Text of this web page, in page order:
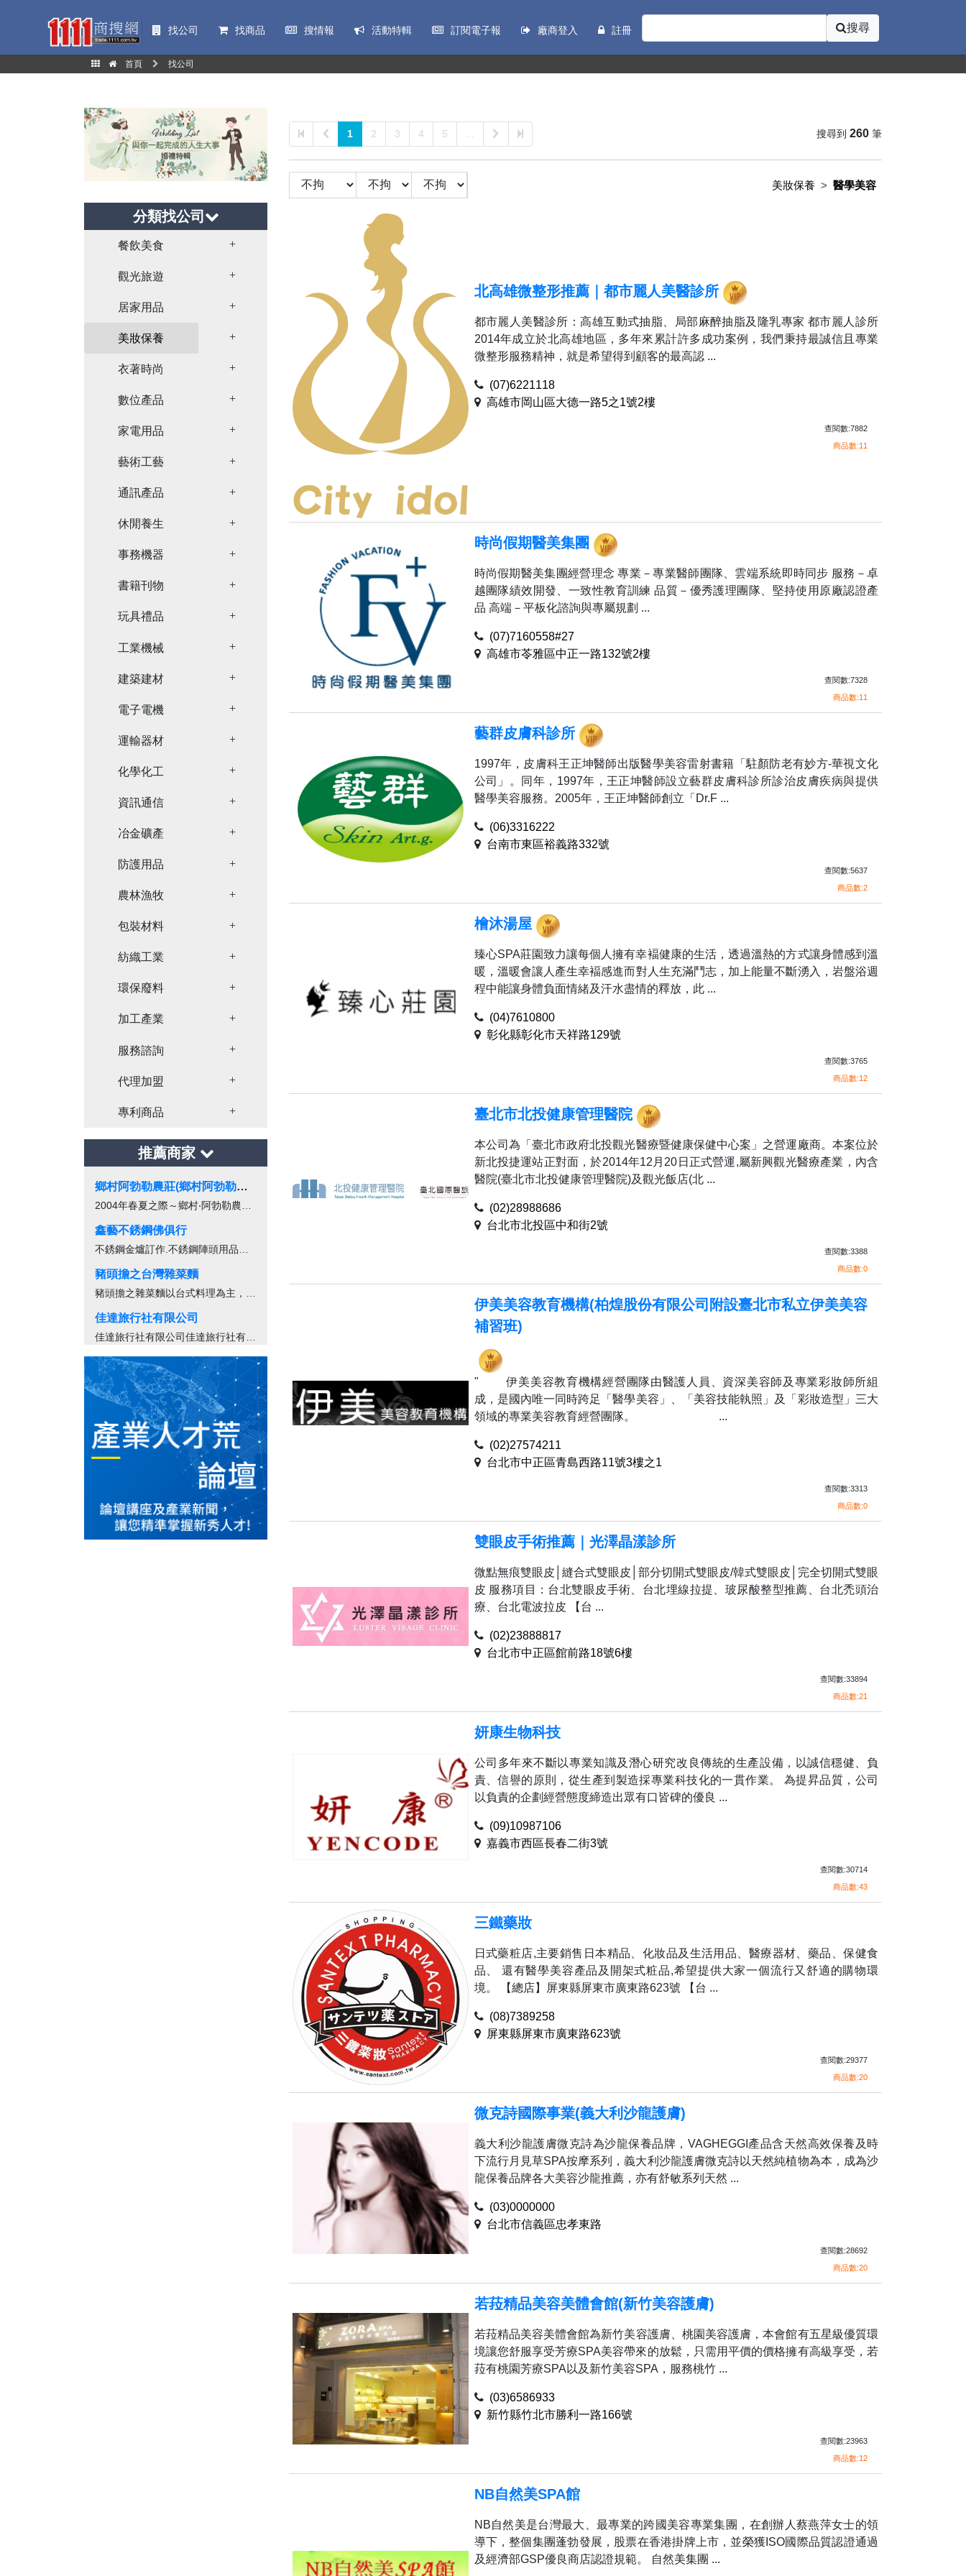
找公司 找商品 搜情報 活動特輯 訂閱電子報 廠商登入 註冊 搜尋
首頁 找公司
分類找公司
餐飲美食 Toggle Dropdown
觀光旅遊 Toggle Dropdown
居家用品 Toggle Dropdown
美妝保養 Toggle Dropdown
衣著時尚 Toggle Dropdown
數位產品 Toggle Dropdown
家電用品 Toggle Dropdown
藝術工藝 Toggle Dropdown
通訊產品 Toggle Dropdown
休閒養生 Toggle Dropdown
事務機器 Toggle Dropdown
書籍刊物 Toggle Dropdown
玩具禮品 Toggle Dropdown
工業機械 Toggle Dropdown
建築建材 Toggle Dropdown
電子電機 Toggle Dropdown
運輸器材 Toggle Dropdown
化學化工 Toggle Dropdown
資訊通信 Toggle Dropdown
冶金礦產 Toggle Dropdown
防護用品 Toggle Dropdown
農林漁牧 Toggle Dropdown
包裝材料 Toggle Dropdown
紡織工業 Toggle Dropdown
環保廢料 Toggle Dropdown
加工產業 Toggle Dropdown
服務諮詢 Toggle Dropdown
代理加盟 Toggle Dropdown
專利商品 Toggle Dropdown
推薦商家
鄉村阿勃勒農莊(鄉村阿勃勒農業社)
2004年春夏之際～鄉村‧阿勃勒農莊，對...
鑫藝不銹鋼佛俱行
不銹鋼金爐訂作.不銹鋼陣頭用品訂作
豬頭擔之台灣雜菜麵
豬頭擔之雜菜麵以台式料理為主，這裡自...
佳達旅行社有限公司
佳達旅行社有限公司佳達旅行社有限公司...
1 2 3 4 5 搜尋到 260 筆
美妝保養 醫學美容
北高雄微整形推薦｜都市麗人美醫診所
都市麗人美醫診所：高雄互動式抽脂、局部麻醉抽脂及隆乳專家 都市麗人診所
2014年成立於北高雄地區，多年來累計許多成功案例，我們秉持最誠信且專業
微整形服務精神，就是希望得到顧客的最高認 ...
(07)6221118
高雄市岡山區大德一路5之1號2樓
查閱數:7882
商品數:11
時尚假期醫美集團
時尚假期醫美集團經營理念 專業－專業醫師團隊、雲端系統即時同步 服務－卓
越團隊績效開發、一致性教育訓練 品質－優秀護理團隊、堅持使用原廠認證產
品 高端－平板化諮詢與專屬規劃 ...
(07)7160558#27
高雄市苓雅區中正一路132號2樓
查閱數:7328
商品數:11
藝群皮膚科診所
1997年，皮膚科王正坤醫師出版醫學美容雷射書籍「駐顏防老有妙方-華視文化
公司」。同年，1997年，王正坤醫師設立藝群皮膚科診所診治皮膚疾病與提供
醫學美容服務。2005年，王正坤醫師創立「Dr.F ...
(06)3316222
台南市東區裕義路332號
查閱數:5637
商品數:2
檜沐湯屋
臻心SPA莊園致力讓每個人擁有幸褔健康的生活，透過溫熱的方式讓身體感到溫
暖，溫暖會讓人產生幸褔感進而對人生充滿鬥志，加上能量不斷湧入，岩盤浴週
程中能讓身體負面情緒及汗水盡情的釋放，此 ...
(04)7610800
彰化縣彰化市天祥路129號
查閱數:3765
商品數:12
臺北市北投健康管理醫院
本公司為「臺北市政府北投觀光醫療暨健康保健中心案」之營運廠商。本案位於
新北投捷運站正對面，於2014年12月20日正式營運,屬新興觀光醫療產業，內含
醫院(臺北市北投健康管理醫院)及觀光飯店(北 ...
(02)28988686
台北市北投區中和街2號
查閱數:3388
商品數:0
伊美美容教育機構(柏煌股份有限公司附設臺北市私立伊美美容
補習班)
" 伊美美容教育機構經營團隊由醫護人員、資深美容師及專業彩妝師所組
成，是國內唯一同時跨足「醫學美容」、「美容技能執照」及「彩妝造型」三大
領域的專業美容教育經營團隊。 ...
(02)27574211
台北市中正區青島西路11號3樓之1
查閱數:3313
商品數:0
雙眼皮手術推薦｜光澤晶漾診所
微點無痕雙眼皮│縫合式雙眼皮│部分切開式雙眼皮/韓式雙眼皮│完全切開式雙眼
皮 服務項目：台北雙眼皮手術、台北埋線拉提、玻尿酸整型推薦、台北禿頭治
療、台北電波拉皮 【台 ...
(02)23888817
台北市中正區館前路18號6樓
查閱數:33894
商品數:21
妍康生物科技
公司多年來不斷以專業知識及潛心研究改良傳統的生產設備，以誠信穩健、負
責、信譽的原則，從生產到製造採專業科技化的一貫作業。 為提昇品質，公司
以負責的企劃經營態度締造出眾有口皆碑的優良 ...
(09)10987106
嘉義市西區長春二街3號
查閱數:30714
商品數:43
三鐵藥妝
日式藥粧店,主要銷售日本精品、化妝品及生活用品、醫療器材、藥品、保健食
品、 還有醫學美容產品及開架式粧品,希望提供大家一個流行又舒適的購物環
境。 【總店】屏東縣屏東市廣東路623號 【台 ...
(08)7389258
屏東縣屏東市廣東路623號
查閱數:29377
商品數:20
微克詩國際事業(義大利沙龍護膚)
義大利沙龍護膚微克詩為沙龍保養品牌，VAGHEGGI產品含天然高效保養及時
下流行月見草SPA按摩系列，義大利沙龍護膚微克詩以天然純植物為本，成為沙
龍保養品牌各大美容沙龍推薦，亦有舒敏系列天然 ...
(03)0000000
台北市信義區忠孝東路
查閱數:28692
商品數:20
若菈精品美容美體會館(新竹美容護膚)
若菈精品美容美體會館為新竹美容護膚、桃園美容護膚，本會館有五星級優質環
境讓您舒服享受芳療SPA美容帶來的放鬆，只需用平價的價格擁有高級享受，若
菈有桃園芳療SPA以及新竹美容SPA，服務桃竹 ...
(03)6586933
新竹縣竹北市勝利一路166號
查閱數:23963
商品數:12
NB自然美SPA館
NB自然美是台灣最大、最專業的跨國美容專業集團，在創辦人蔡燕萍女士的領
導下，整個集團蓬勃發展，股票在香港掛牌上市，並榮獲ISO國際品質認證通過
及經濟部GSP優良商店認證規範。 自然美集團 ...